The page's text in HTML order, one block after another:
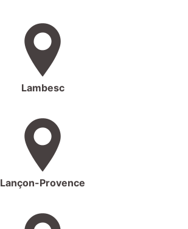
Lambesc
Lançon-Provence